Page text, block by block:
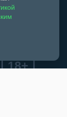
18+